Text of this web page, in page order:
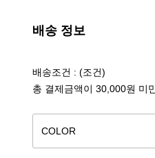
배송 정보
배송조건 : (조건)
총 결제금액이 30,000원 미